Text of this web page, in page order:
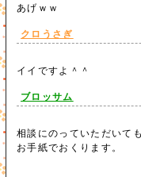
あげｗｗ
クロうさぎ
イイですよ＾＾
ブロッサム
相談にのっていただいて
お手紙でおくります。